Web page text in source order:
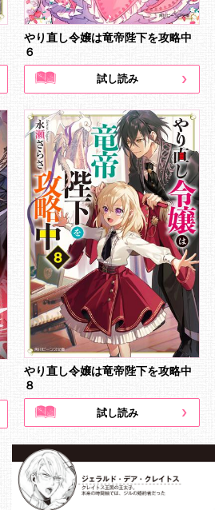
やり直し令嬢は竜帝陛下を攻略中
６
試し読み
やり直し令嬢は竜帝陛下を攻略中
８
試し読み